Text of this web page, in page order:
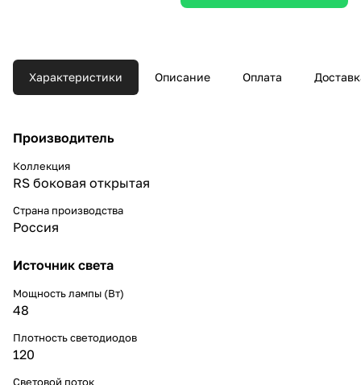
Характеристики Описание Оплата
Производитель
Коллекция
RS боковая открытая
Страна производства
Россия
Источник света
Мощность лампы (Вт)
48
Плотность светодиодов
120
Световой поток